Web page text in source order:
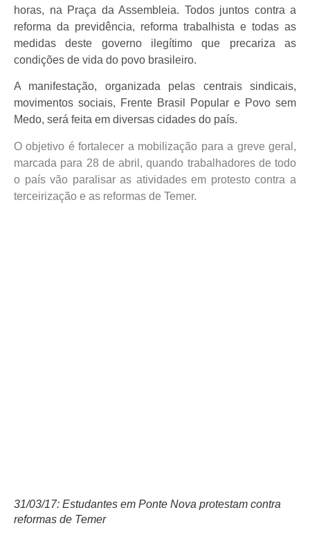
horas, na Praça da Assembleia. Todos juntos contra a
reforma da previdência, reforma trabalhista e todas as
medidas deste governo ilegítimo que precariza as
condições de vida do povo brasileiro.
A manifestação, organizada pelas centrais sindicais,
movimentos sociais, Frente Brasil Popular e Povo sem
Medo, será feita em diversas cidades do país.
O objetivo é fortalecer a mobilização para a greve geral,
marcada para 28 de abril, quando trabalhadores de todo
o país vão paralisar as atividades em protesto contra a
terceirização e as reformas de Temer.
31/03/17: Estudantes em Ponte Nova protestam contra
reformas de Temer